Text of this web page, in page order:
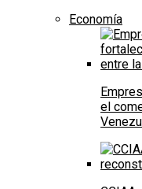
Economía
el